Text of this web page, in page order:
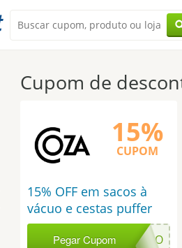
Cupom de
15%
CUPOM
15% OFF em sacos à
vácuo e cestas puffer
Pegar Cupom
COZADEINVERNO